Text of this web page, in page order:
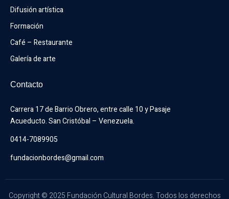
Difusión artística
Formación
Café – Restaurante
Galería de arte
Contacto
Carrera 17 de Barrio Obrero, entre calle 10 y Pasaje
Acueducto. San Cristóbal – Venezuela.
0414-7089905
fundacionbordes@gmail.com
Copyright © 2025 Fundación Cultural Bordes. Todos los derechos